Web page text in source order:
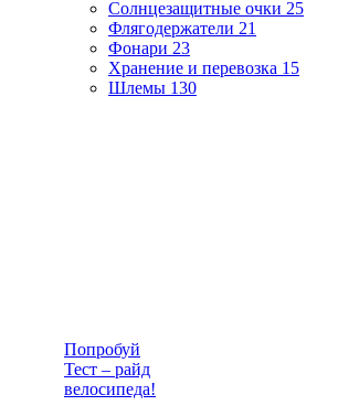
Солнцезащитные очки 25
Флягодержатели 21
Фонари 23
Хранение и перевозка 15
Шлемы 130
Попробуй
Тест – райд
велосипеда!